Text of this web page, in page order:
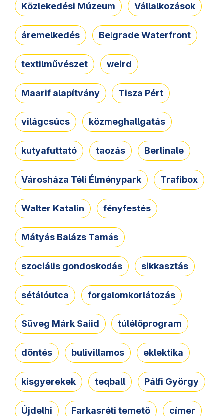
Közlekedési Múzeum Vállalkozások
áremelkedés Belgrade Waterfront
textilművészet weird
Maarif alapítvány Tisza Pért
világcsúcs közmeghallgatás
kutyafuttató taozás Berlinale
Városháza Téli Élménypark Trafibox
Walter Katalin fényfestés
Mátyás Balázs Tamás
szociális gondoskodás sikkasztás
sétálóutca forgalomkorlátozás
Süveg Márk Saiid túlélőprogram
döntés bulivillamos eklektika
kisgyerekek teqball Pálfi György
Újdelhi Farkasréti temető címer